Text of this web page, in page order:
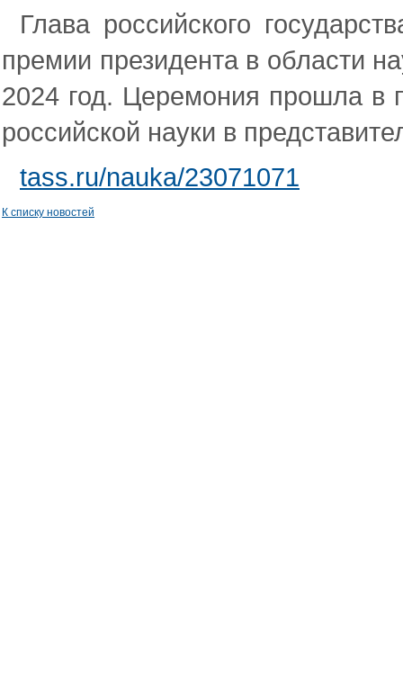
Глава российского
премии президента в области
2024 год. Церемония прошла в
российской науки в
tass.ru/nauka/23071071
К списку новостей